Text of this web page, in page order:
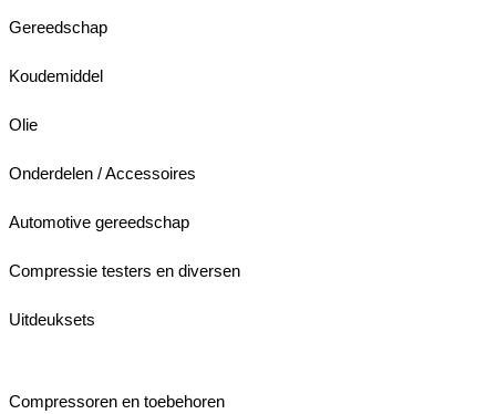
Gereedschap
Koudemiddel
Olie
Onderdelen / Accessoires
Automotive gereedschap
Compressie testers en diversen
Uitdeuksets
Compressoren en toebehoren